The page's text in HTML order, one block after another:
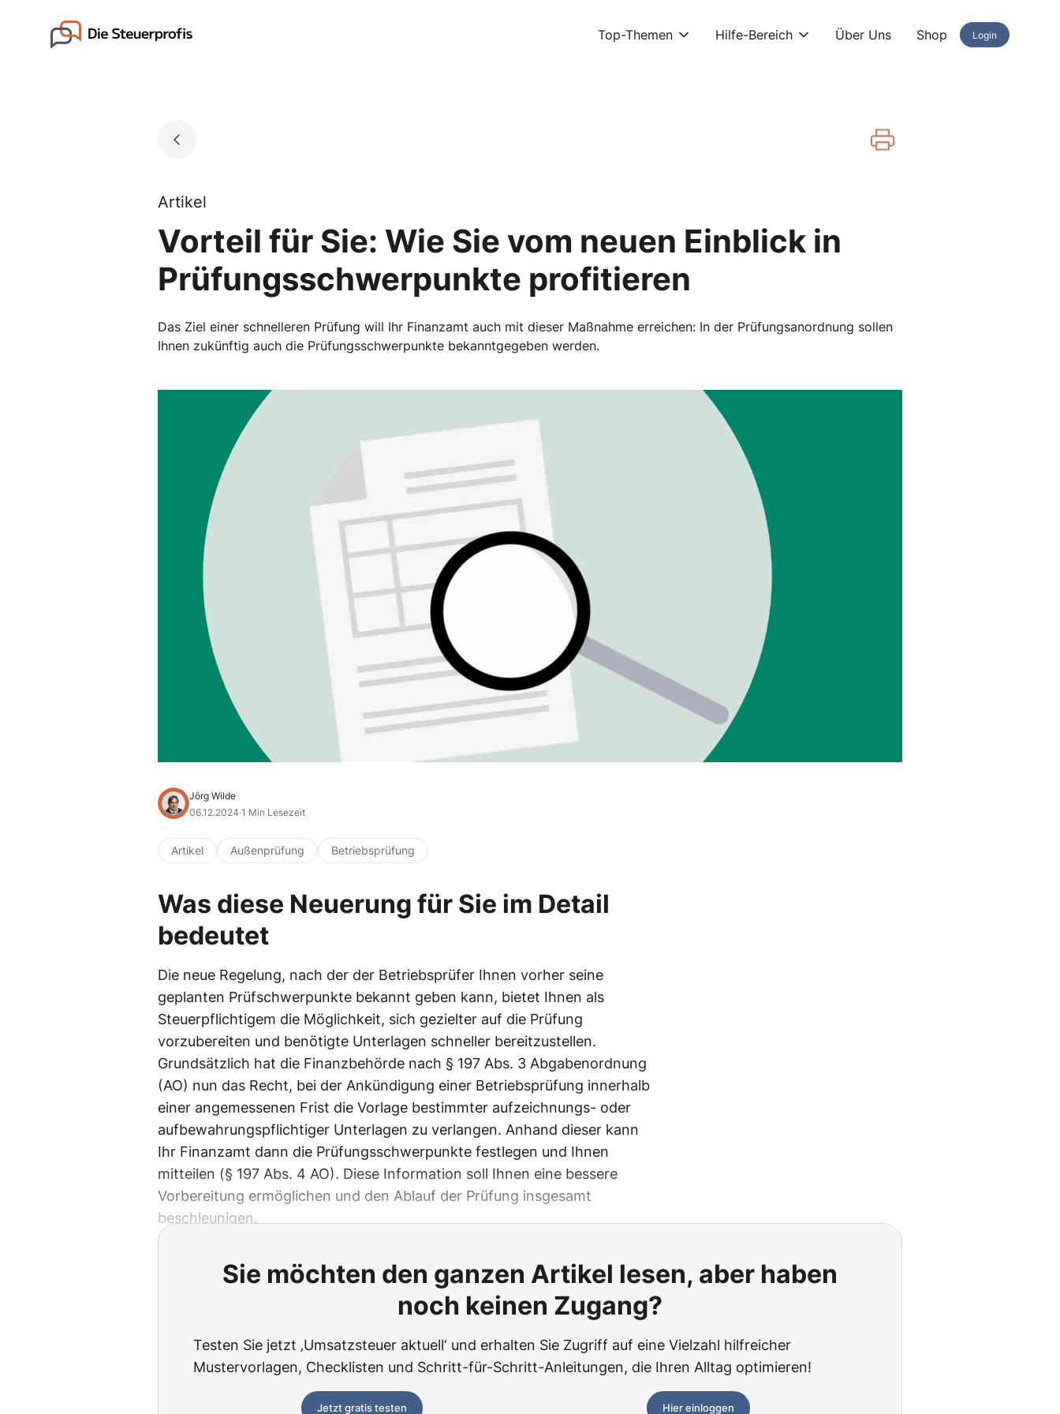
Go to landing page. Top-Themen Hilfe-Bereich Über Uns Shop Login
Artikel
Vorteil für Sie: Wie Sie vom neuen Einblick in
Prüfungsschwerpunkte profitieren
Das Ziel einer schnelleren Prüfung will Ihr Finanzamt auch mit dieser Maßnahme erreichen: In der Prüfungsanordnung sollen
Ihnen zukünftig auch die Prüfungsschwerpunkte bekanntgegeben werden.
Jörg Wilde
06.12.2024·1 Min Lesezeit
Artikel Außenprüfung Betriebsprüfung
Was diese Neuerung für Sie im Detail
bedeutet
Die neue Regelung, nach der der Betriebsprüfer Ihnen vorher seine
geplanten Prüfschwerpunkte bekannt geben kann, bietet Ihnen als
Steuerpflichtigem die Möglichkeit, sich gezielter auf die Prüfung
vorzubereiten und benötigte Unterlagen schneller bereitzustellen.
Grundsätzlich hat die Finanzbehörde nach § 197 Abs. 3 Abgabenordnung
(AO) nun das Recht, bei der Ankündigung einer Betriebsprüfung innerhalb
einer angemessenen Frist die Vorlage bestimmter aufzeichnungs- oder
aufbewahrungspflichtiger Unterlagen zu verlangen. Anhand dieser kann
Ihr Finanzamt dann die Prüfungsschwerpunkte festlegen und Ihnen
mitteilen (§ 197 Abs. 4 AO). Diese Information soll Ihnen eine bessere
Vorbereitung ermöglichen und den Ablauf der Prüfung insgesamt
beschleunigen.
Sie möchten den ganzen Artikel lesen, aber haben
noch keinen Zugang?
Testen Sie jetzt ‚Umsatzsteuer aktuell‘ und erhalten Sie Zugriff auf eine Vielzahl hilfreicher
Mustervorlagen, Checklisten und Schritt-für-Schritt-Anleitungen, die Ihren Alltag optimieren!
Jetzt gratis testen Hier einloggen